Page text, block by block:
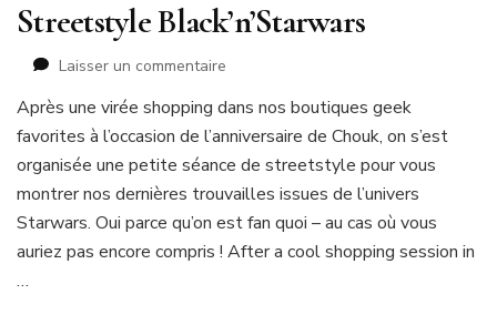
Streetstyle Black’n’Starwars
Laisser un commentaire
Black’n’Starwars
Après une virée shopping dans nos boutiques geek
favorites à l’occasion de l’anniversaire de Chouk, on s’est
organisée une petite séance de streetstyle pour vous
montrer nos dernières trouvailles issues de l’univers
Starwars. Oui parce qu’on est fan quoi – au cas où vous
auriez pas encore compris ! After a cool shopping session in
…